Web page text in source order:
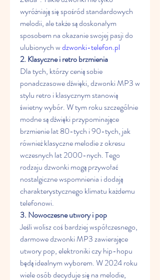
wyróżniają się spośród standardowych
melodii, ale także są doskonałym
sposobem na okazanie swojej pasji do
ulubionych w dzwonki-telefon.pl
2. Klasyczne i retro brzmienia
Dla tych, którzy cenią sobie
ponadczasowe dźwięki, dzwonki MP3 w
stylu retro i klasycznym stanowią
świetny wybór. W tym roku szczególnie
modne są dźwięki przypominające
brzmienie lat 80-tych i 90-tych, jak
również klasyczne melodie z okresu
wczesnych lat 2000-nych. Tego
rodzaju dzwonki mogą przywołać
nostalgiczne wspomnienia i dodają
charakterystycznego klimatu każdemu
telefonowi.
3. Nowoczesne utwory i pop
Jeśli wolisz coś bardziej współczesnego,
darmowe dzwonki MP3 zawierające
utwory pop, elektroniki czy hip-hopu
będą idealnym wyborem. W 2024 roku
wiele osób decyduje się na melodie,